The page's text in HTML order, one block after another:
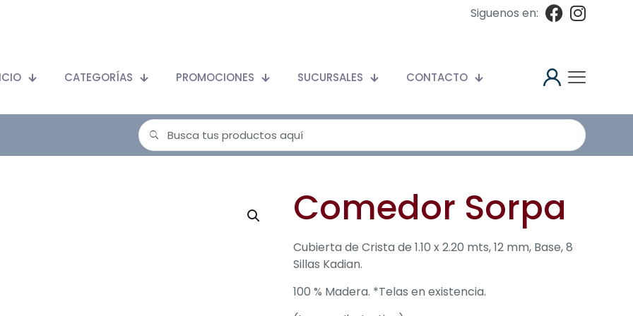
Siguenos en:
CATEGORÍAS PROMOCIONES SUCURSALES CONTACTO
Comedor Sorpa
Cubierta de Crista de 1.10 x 2.20 mts, 12 mm, Base, 8
Sillas Kadian.
100 % Madera. *Telas en existencia.